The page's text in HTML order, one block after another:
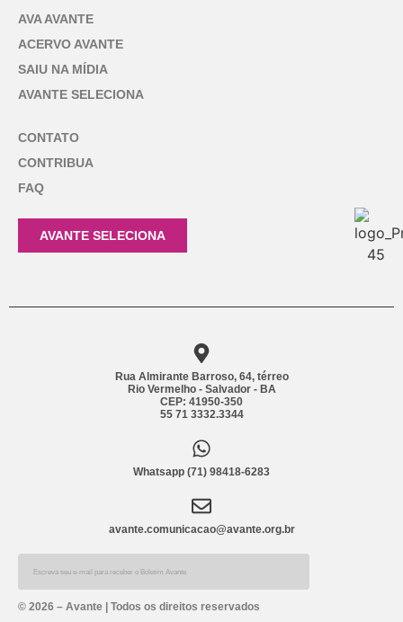
AVA AVANTE
ACERVO AVANTE
SAIU NA MÍDIA
AVANTE SELECIONA
CONTATO
CONTRIBUA
FAQ
AVANTE SELECIONA
Rua Almirante Barroso, 64, térreo
Rio Vermelho - Salvador - BA
CEP: 41950-350
55 71 3332.3344
Whatsapp (71) 98418-6283
avante.comunicacao@avante.org.br
Alternative:
© 2026 – Avante | Todos os direitos reservados